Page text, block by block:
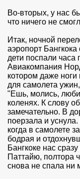
Во-вторых, у нас
что ничего не
Итак, ночной
аэропорт
дети поспали
Авиакомпания
котором даже
для самолета
"Ешь, молись,
коленях. К слову
замечательно. В
поерзала и
когда в самолете
бодрая и
Бангкоке нас
Паттайю, полтора
снова не спала ни